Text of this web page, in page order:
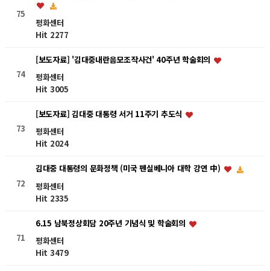
75
평화센터
Hit 2277
74
[보도자료] '김대중내란음모조작사건' 40주년 학술회의
평화센터
Hit 3005
73
[보도자료] 김대중 대통령 서거 11주기 추도식
평화센터
Hit 2024
72
김대중 대통령의 문화정책 (미국 펜실베니아 대학 강연 中)
평화센터
Hit 2335
71
6.15 남북정상회담 20주년 기념식 및 학술회의
평화센터
Hit 3479